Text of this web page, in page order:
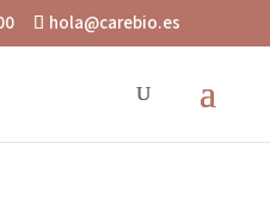
hola@carebio.es